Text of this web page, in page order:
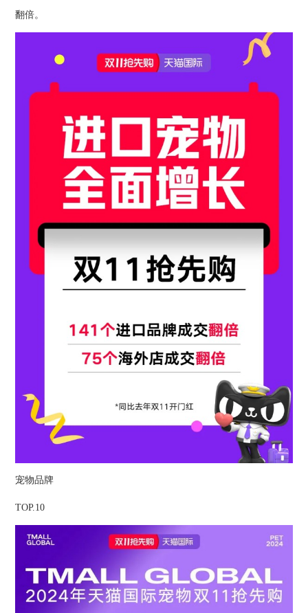
翻倍。
宠物品牌
TOP.10